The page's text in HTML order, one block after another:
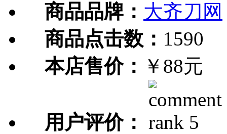
商品品牌： 大齐刀网
商品点击数： 1590
本店售价： ￥88元
用户评价：